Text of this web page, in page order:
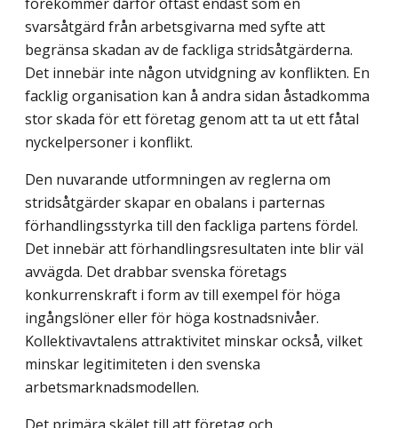
svarsåtgärd från arbets­givarna med syfte att
begränsa skadan av de fackliga stridsåtgärderna.
Det innebär inte någon utvidgning av konflikten. En
facklig organisation kan å andra sidan åstadkomma
stor skada för ett företag genom att ta ut ett fåtal
nyckelpersoner i konflikt.
Den nuvarande utformningen av reglerna om
stridsåtgärder skapar en obalans i part­ernas
förhandlingsstyrka till den fackliga partens fördel.
Det innebär att förhandlings­resultaten inte blir väl
avvägda. Det drabbar svenska företags
konkurrenskraft i form av till exempel för höga
ingångslöner eller för höga kostnadsnivåer.
Kollektivavtalens attraktivitet minskar också, vilket
minskar legitimiteten i den svenska
arbetsmarknads­modellen.